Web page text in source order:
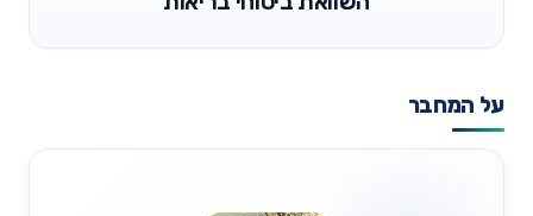
על המחבר